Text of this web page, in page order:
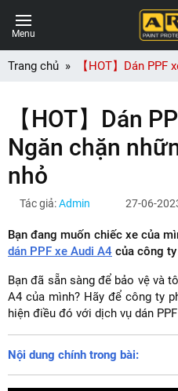
Menu
Trang chủ 【HOT】Dán
【HOT】Dán
Ngăn chặn
nhỏ
Tác giả:Admin 27-06-
Bạn đang muốn chiếc xe của
dán PPF xe Audi A4 của công ty
Bạn đã sẵn sàng để bảo vệ và
A4 của mình? Hãy để công ty
hiện điều đó với dịch vụ dán
Nội dung chính trong bài: